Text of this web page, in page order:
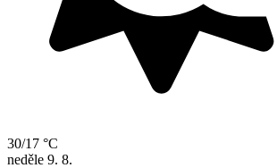
30/17 °C
neděle 9. 8.